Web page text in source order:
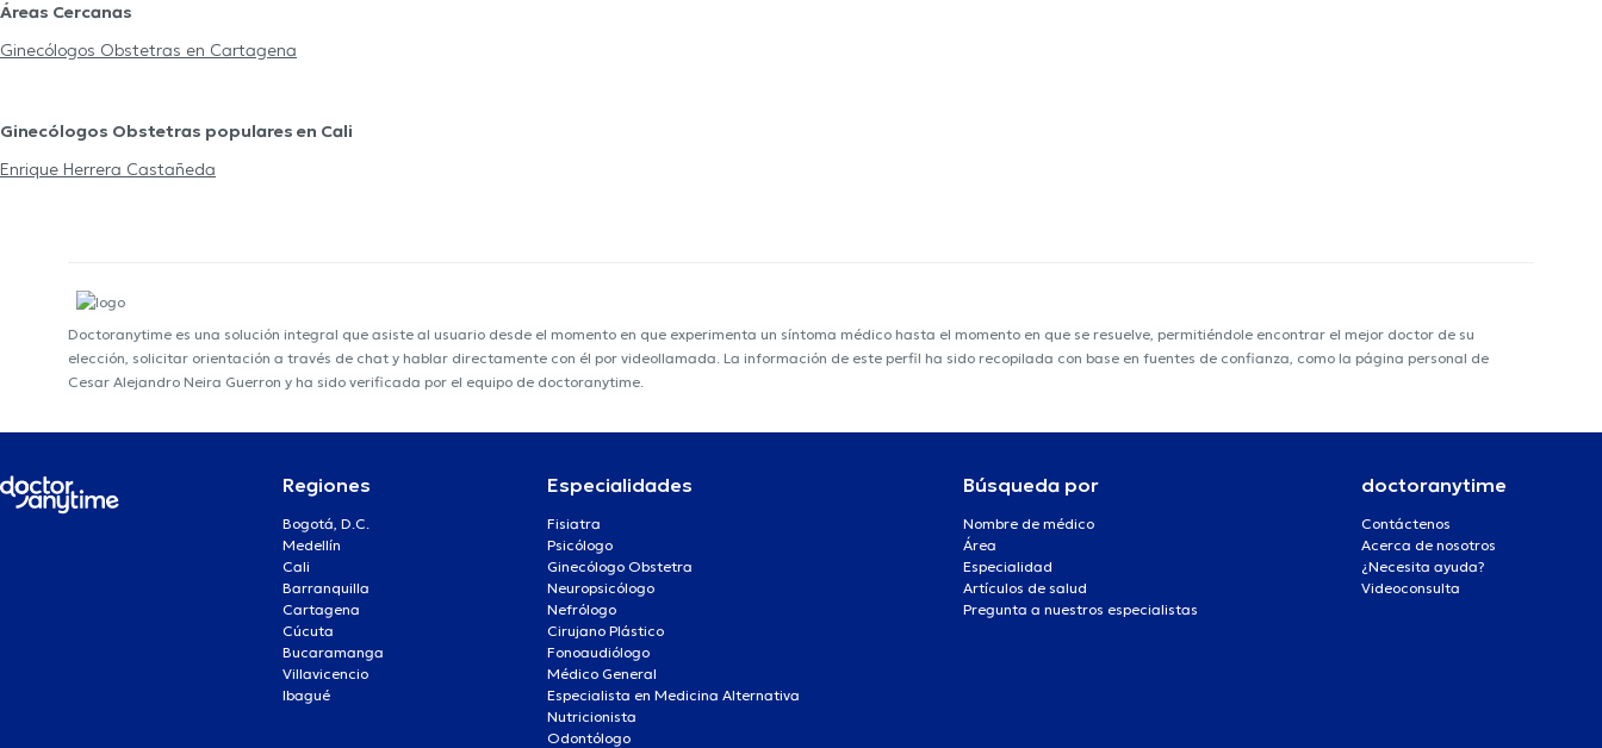
Áreas Cercanas
Ginecólogos Obstetras en Cartagena
Ginecólogos Obstetras populares en Cali
Enrique Herrera Castañeda
Doctoranytime es una solución integral que asiste al usuario desde el momento en que experimenta un síntoma médico hasta el momento en que se resuelve, permitiéndole encontrar el mejor doctor de su
elección, solicitar orientación a través de chat y hablar directamente con él por videollamada. La información de este perfil ha sido recopilada con base en fuentes de confianza, como la página personal de
Cesar Alejandro Neira Guerron y ha sido verificada por el equipo de doctoranytime.
Regiones
Bogotá, D.C.
Medellín
Cali
Barranquilla
Cartagena
Cúcuta
Bucaramanga
Villavicencio
Ibagué
Especialidades
Fisiatra
Psicólogo
Ginecólogo Obstetra
Neuropsicólogo
Nefrólogo
Cirujano Plástico
Fonoaudiólogo
Médico General
Especialista en Medicina Alternativa
Nutricionista
Odontólogo
Búsqueda por
Nombre de médico
Área
Especialidad
Artículos de salud
Pregunta a nuestros especialistas
doctoranytime
Contáctenos
Acerca de nosotros
¿Necesita ayuda?
Videoconsulta